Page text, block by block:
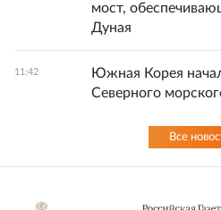
мост,
Дуная
11:42
Южная Корея
Северного
Все